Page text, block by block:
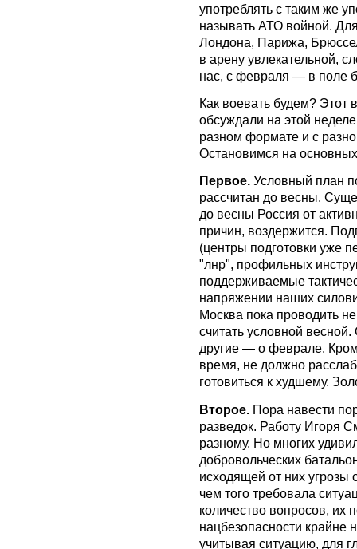
употреблять с таким же
называть АТО войной.
Лондона, Парижа,
в арену увлекательной,
нас, с февраля — в поле
Как воевать будем? Этот
обсуждали на этой
разном формате и с
Остановимся на
Первое. Условный план
рассчитан до весны.
до весны Россия от
причин, воздержится.
(центры подготовки уже
"лнр", профильных
поддерживаемые
напряжении наших
Москва пока проводить
считать условной
другие — о феврале.
время, не должно
готовиться к худшему.
Второе. Пора навести
разведок. Работу Игоря
разному. Но многих
добровольческих
исходящей от них угрозы
чем того требовала
количество вопросов, их
нацбезопасности крайне
учитывая ситуацию, для